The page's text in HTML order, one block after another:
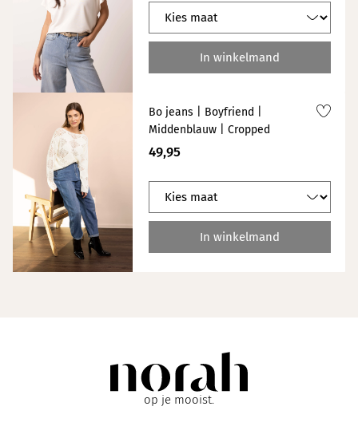
In winkelmand
Bo jeans | Boyfriend |
Middenblauw | Cropped
49,95
In winkelmand
op je mooist.